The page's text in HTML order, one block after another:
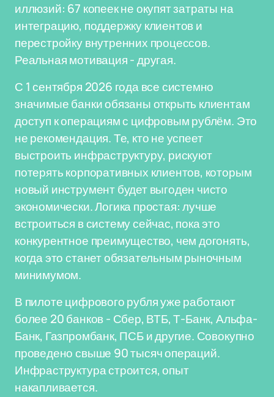
иллюзий: 67 копеек не окупят затраты на
интеграцию, поддержку клиентов и
перестройку внутренних процессов.
Реальная мотивация - другая.
С 1 сентября 2026 года все системно
значимые банки обязаны открыть клиентам
доступ к операциям с цифровым рублём. Это
не рекомендация. Те, кто не успеет
выстроить инфраструктуру, рискуют
потерять корпоративных клиентов, которым
новый инструмент будет выгоден чисто
экономически. Логика простая: лучше
встроиться в систему сейчас, пока это
конкурентное преимущество, чем догонять,
когда это станет обязательным рыночным
минимумом.
В пилоте цифрового рубля уже работают
более 20 банков - Сбер, ВТБ, Т-Банк, Альфа-
Банк, Газпромбанк, ПСБ и другие. Совокупно
проведено свыше 90 тысяч операций.
Инфраструктура строится, опыт
накапливается.